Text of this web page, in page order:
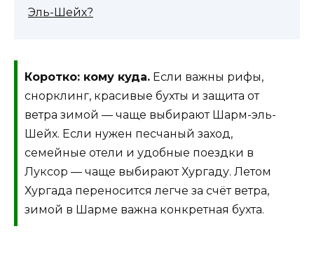
Эль-Шейх?
Коротко: кому куда. Если важны рифы,
снорклинг, красивые бухты и защита от
ветра зимой — чаще выбирают Шарм-эль-
Шейх. Если нужен песчаный заход,
семейные отели и удобные поездки в
Луксор — чаще выбирают Хургаду. Летом
Хургада переносится легче за счёт ветра,
зимой в Шарме важна конкретная бухта.